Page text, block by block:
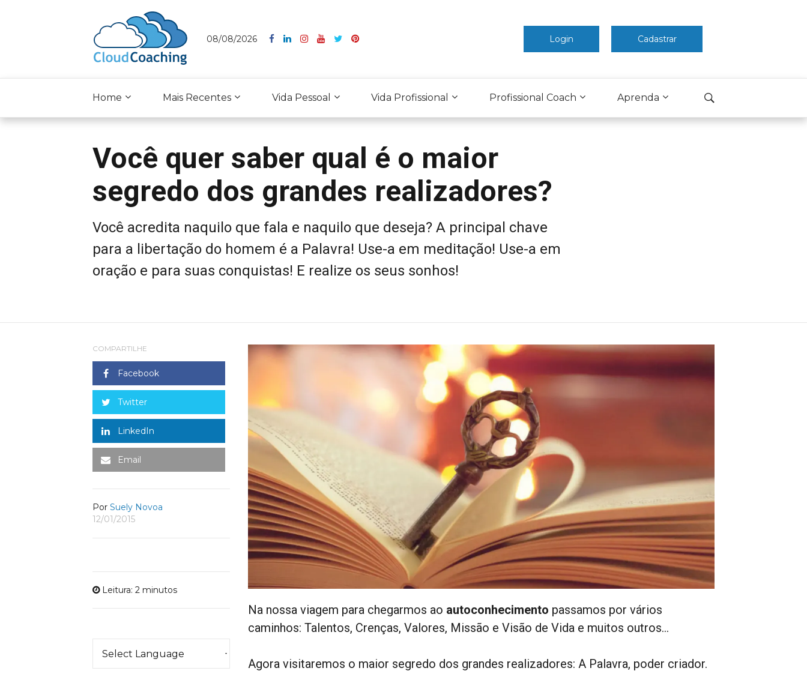
08/08/2026 Login Cadastrar
Home Mais Recentes Vida Pessoal Vida Profissional Profissional Coach Aprenda
Você quer saber qual é o maior
segredo dos grandes realizadores?
Você acredita naquilo que fala e naquilo que deseja? A principal chave
para a libertação do homem é a Palavra! Use-a em meditação! Use-a em
oração e para suas conquistas! E realize os seus sonhos!
COMPARTILHE
Facebook
Twitter
LinkedIn
Email
Por Suely Novoa
12/01/2015
Leitura: 2 minutos
Na nossa viagem para chegarmos ao autoconhecimento passamos por vários
caminhos: Talentos, Crenças, Valores, Missão e Visão de Vida e muitos outros…
Agora visitaremos o maior segredo dos grandes realizadores: A Palavra, poder criador.